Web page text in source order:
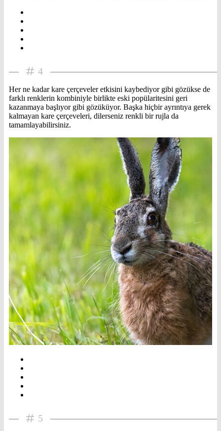
4
Her ne kadar kare çerçeveler etkisini kaybediyor gibi gözükse de
farklı renklerin kombiniyle birlikte eski popülaritesini geri
kazanmaya başlıyor gibi gözüküyor. Başka hiçbir ayrıntıya gerek
kalmayan kare çerçeveleri, dilerseniz renkli bir rujla da
tamamlayabilirsiniz.
5